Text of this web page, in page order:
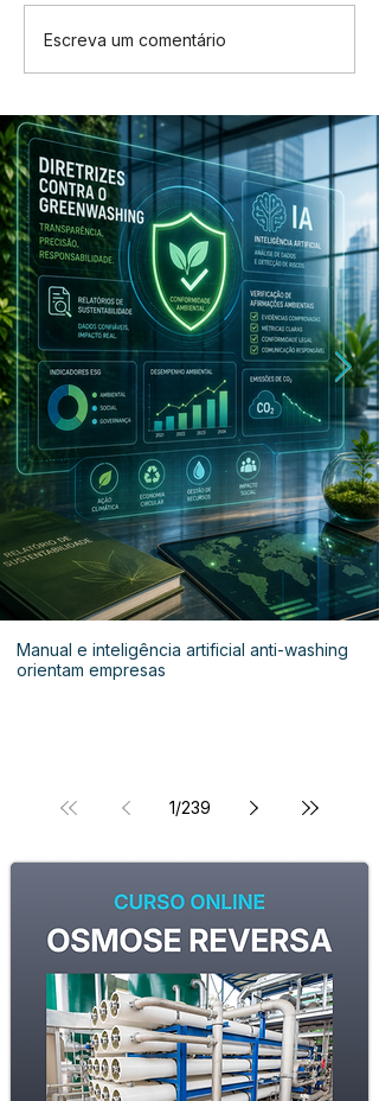
Escreva um comentário
Manual e inteligência artificial anti-washing
orientam empresas
1/239